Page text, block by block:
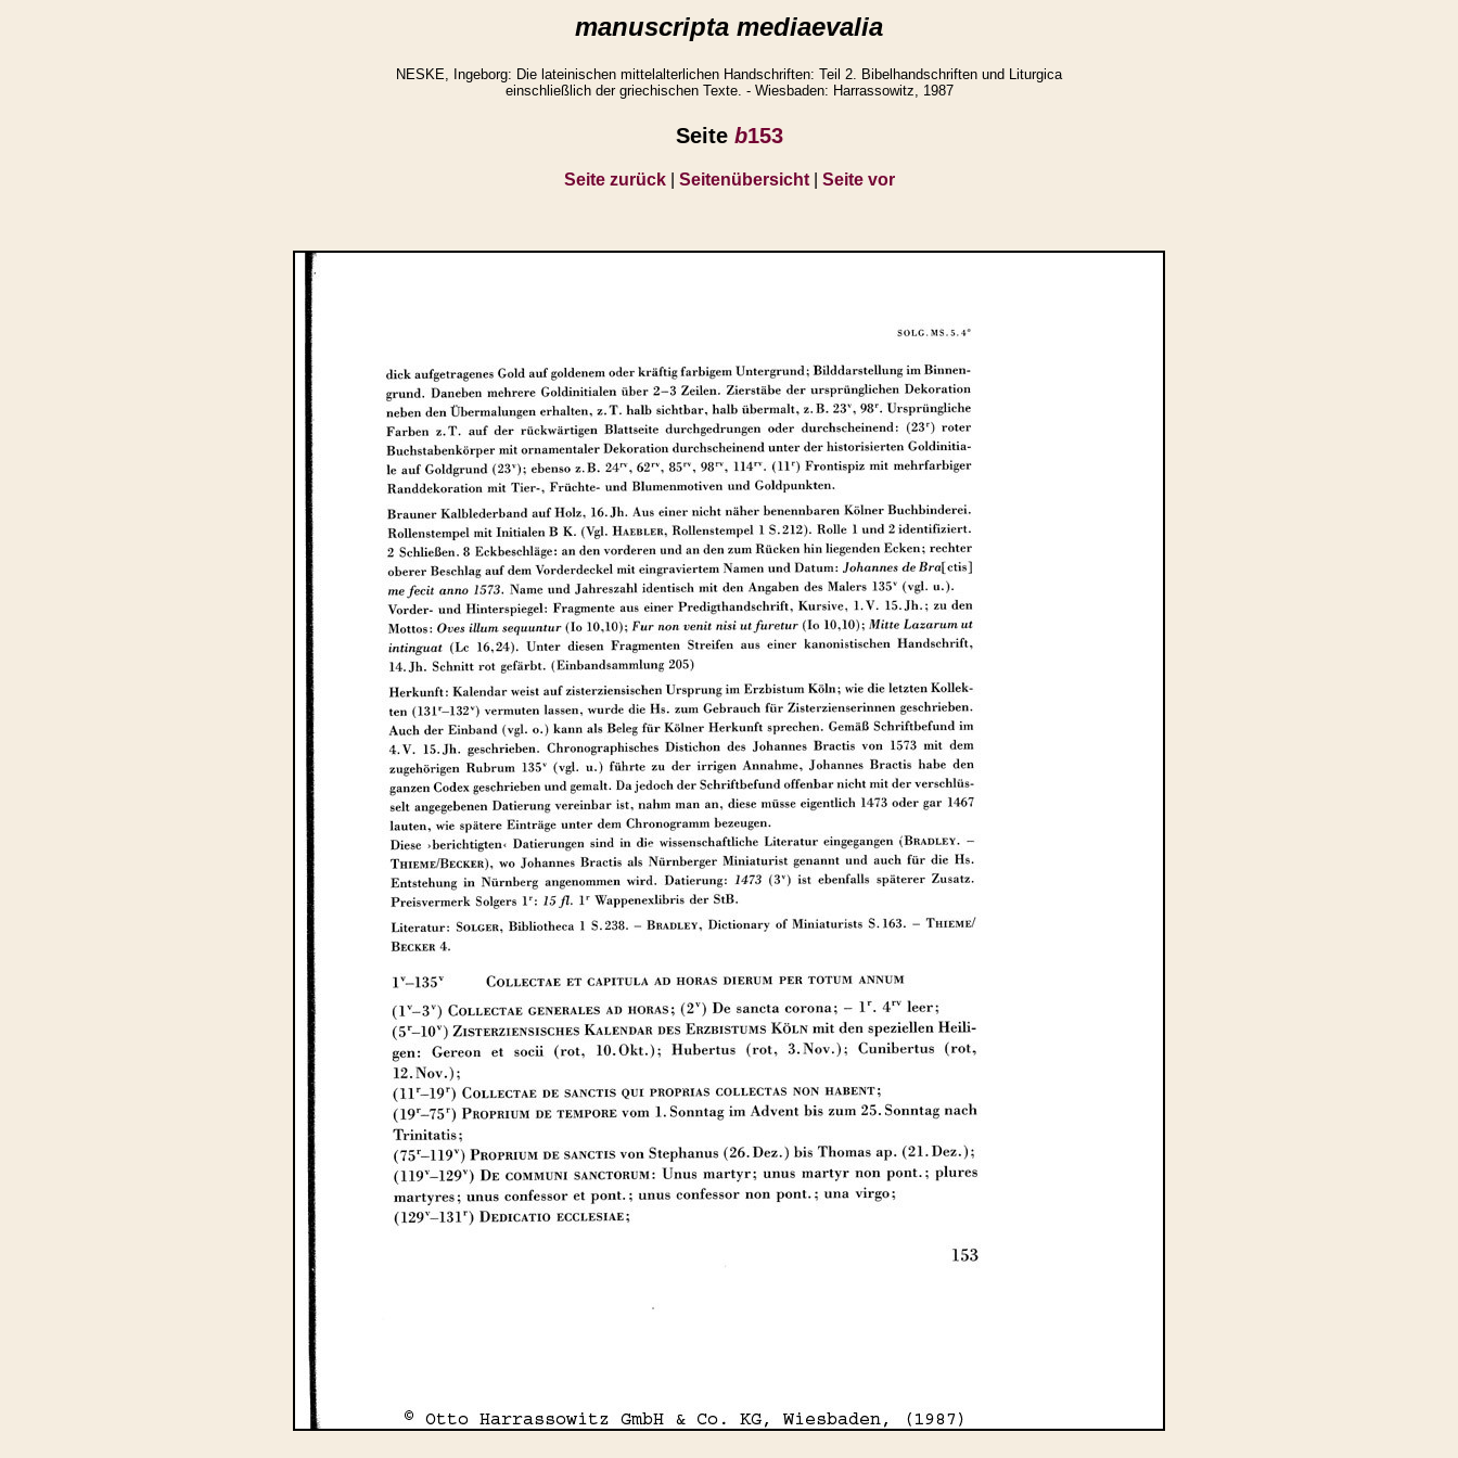
manuscripta mediaevalia
NESKE, Ingeborg: Die lateinischen mittelalterlichen Handschriften: Teil 2. Bibelhandschriften und Liturgica
einschließlich der griechischen Texte. - Wiesbaden: Harrassowitz, 1987
Seite b153
Seite zurück| Seitenübersicht| Seite vor